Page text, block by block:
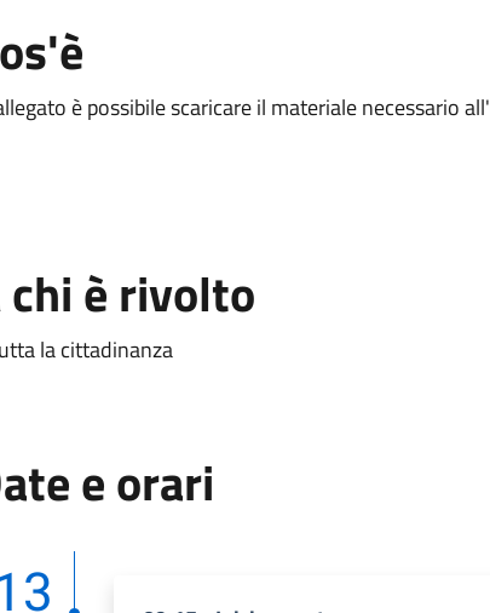
è possibile scaricare il materiale necessario
chi è rivolto
la cittadinanza
e orari